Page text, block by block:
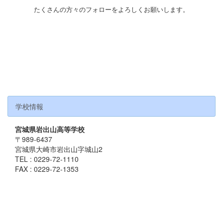
たくさんの方々のフォローをよろしくお願いします。
学校情報
宮城県岩出山高等学校
〒989-6437
宮城県大崎市岩出山字城山2
TEL : 0229-72-1110
FAX : 0229-72-1353